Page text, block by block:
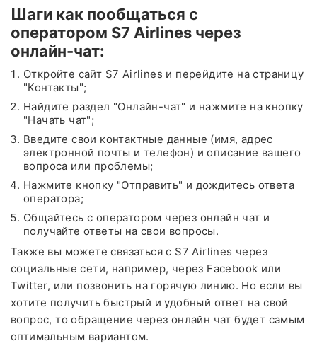
Шаги как пообщаться с
оператором S7 Airlines через
онлайн-чат:
Откройте сайт S7 Airlines и перейдите на страницу
"Контакты";
Найдите раздел "Онлайн-чат" и нажмите на кнопку
"Начать чат";
Введите свои контактные данные (имя, адрес
электронной почты и телефон) и описание вашего
вопроса или проблемы;
Нажмите кнопку "Отправить" и дождитесь ответа
оператора;
Общайтесь с оператором через онлайн чат и
получайте ответы на свои вопросы.
Также вы можете связаться с S7 Airlines через
социальные сети, например, через Facebook или
Twitter, или позвонить на горячую линию. Но если вы
хотите получить быстрый и удобный ответ на свой
вопрос, то обращение через онлайн чат будет самым
оптимальным вариантом.